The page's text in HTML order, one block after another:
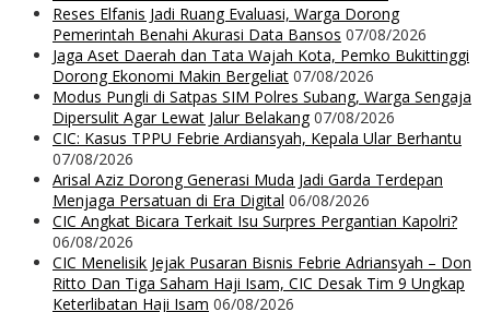
Reses Elfanis Jadi Ruang Evaluasi, Warga Dorong
Pemerintah Benahi Akurasi Data Bansos 07/08/2026
Jaga Aset Daerah dan Tata Wajah Kota, Pemko Bukittinggi
Dorong Ekonomi Makin Bergeliat 07/08/2026
Modus Pungli di Satpas SIM Polres Subang, Warga Sengaja
Dipersulit Agar Lewat Jalur Belakang 07/08/2026
CIC: Kasus TPPU Febrie Ardiansyah, Kepala Ular Berhantu
07/08/2026
Arisal Aziz Dorong Generasi Muda Jadi Garda Terdepan
Menjaga Persatuan di Era Digital 06/08/2026
CIC Angkat Bicara Terkait Isu Surpres Pergantian Kapolri?
06/08/2026
CIC Menelisik Jejak Pusaran Bisnis Febrie Adriansyah – Don
Ritto Dan Tiga Saham Haji Isam, CIC Desak Tim 9 Ungkap
Keterlibatan Haji Isam 06/08/2026